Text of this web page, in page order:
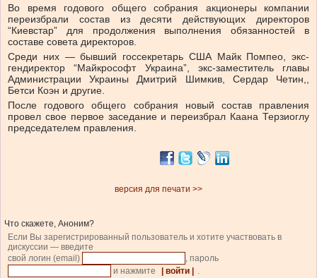
Во время годового общего собрания акционеры компании
переизбрали состав из десяти действующих директоров
“Киевстар” для продолжения выполнения обязанностей в
составе совета директоров.
Среди них — бывший госсекретарь США Майк Помпео, экс-
гендиректор “Майкрософт Украина”, экс-заместитель главы
Администрации Украины Дмитрий Шимкив, Сердар Четин,,
Бетси Коэн и другие.
После годового общего собрания новый состав правления
провел свое первое заседание и переизбрал Каана Терзиоглу
председателем правления.
версия для печати >>
Что скажете, Аноним?
Если Вы зарегистрированный пользователь и хотите участвовать в
дискуссии — введите
свой логин (email)
, пароль
и нажмите
| войти |
.